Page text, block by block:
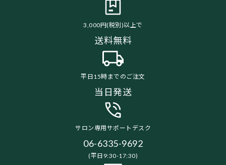
3,000円(税別)以上で
送料無料
平日15時までのご注文
当日発送
サロン専用サポートデスク
06-6335-9692
(平日9:30-17:30)